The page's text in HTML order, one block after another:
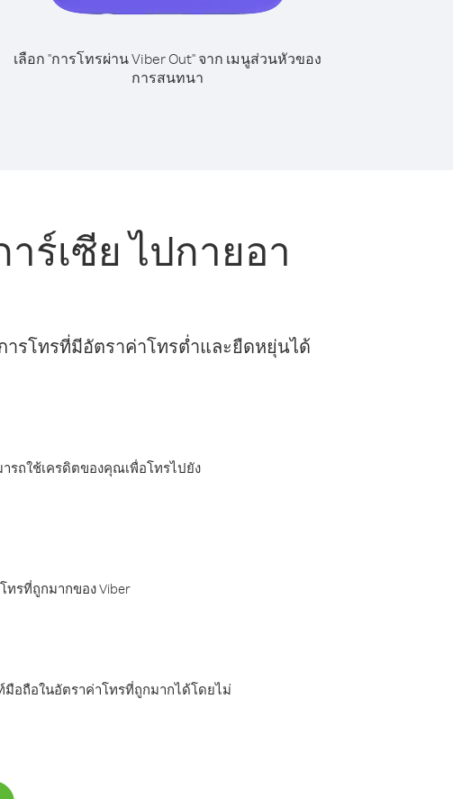
เลือก "การโทรผ่าน Viber Out" จาก เมนูส่วนหัวของ
การสนทนา
ร์เซีย ไปกายอา
รโทรที่มีอัตราค่าโทรต่ำและยืดหยุ่นได้
รถใช้เครดิตของคุณเพื่อโทรไปยัง
ทรที่ถูกมากของ Viber
อถือในอัตราค่าโทรที่ถูกมากได้โดยไม่